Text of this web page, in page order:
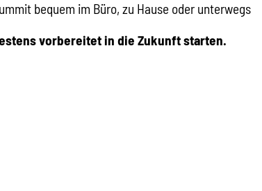
bequem im Büro, zu Hause oder unterwegs
vorbereitet in die Zukunft starten.